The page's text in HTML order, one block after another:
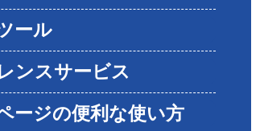
ール
ンスサービス
ージの便利な使い方